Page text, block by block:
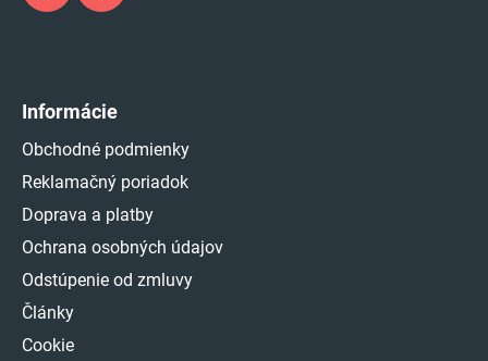
Informácie
Obchodné podmienky
Reklamačný poriadok
Doprava a platby
Ochrana osobných údajov
Odstúpenie od zmluvy
Články
Cookie